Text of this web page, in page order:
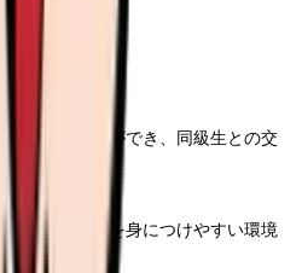
受けることができ、同級生との交
とができます。
的なスキルを身につけやすい環境